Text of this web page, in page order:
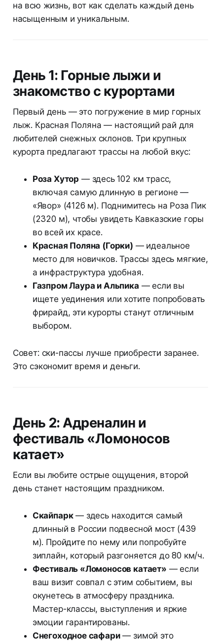
на всю жизнь, вот как сделать каждый день
насыщенным и уникальным.
День 1: Горные лыжи и
знакомство с курортами
Первый день — это погружение в мир горных
лыж. Красная Поляна — настоящий рай для
любителей снежных склонов. Три крупных
курорта предлагают трассы на любой вкус:
Роза Хутор — здесь 102 км трасс,
включая самую длинную в регионе —
«Явор» (4126 м). Поднимитесь на Роза Пик
(2320 м), чтобы увидеть Кавказские горы
во всей их красе.
Красная Поляна (Горки) — идеальное
место для новичков. Трассы здесь мягкие,
а инфраструктура удобная.
Газпром Лаура и Альпика — если вы
ищете уединения или хотите попробовать
фрирайд, эти курорты станут отличным
выбором.
Совет: ски-пассы лучше приобрести заранее.
Это сэкономит время и деньги.
День 2: Адреналин и
фестиваль «Ломоносов
катает»
Если вы любите острые ощущения, второй
день станет настоящим праздником.
Скайпарк— здесь находится самый
длинный в России подвесной мост (439
м). Пройдите по нему или попробуйте
зиплайн, который разгоняется до 80 км/ч.
Фестиваль «Ломоносов катает» — если
ваш визит совпал с этим событием, вы
окунетесь в атмосферу праздника.
Мастер-классы, выступления и яркие
эмоции гарантированы.
Снегоходное сафари— зимой это